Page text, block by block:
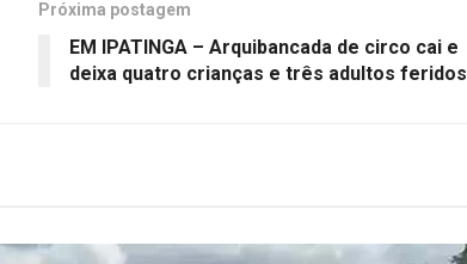
Próxima postagem
EM IPATINGA – Arquibancada de circo cai e
deixa quatro crianças e três adultos feridos